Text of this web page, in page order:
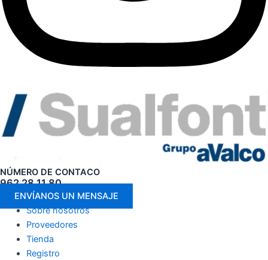
NÚMERO DE CONTACO
962 28 11 80
ENVÍANOS UN MENSAJE
Sobre nosotros
Proveedores
Tienda
Registro